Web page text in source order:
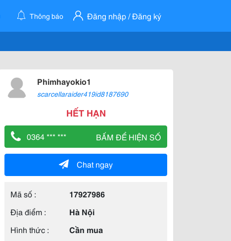
Thông báo Đăng nhập / Đăng ký
Phimhayokio1
scarcellaraider419id8187690
HẾT HẠN
0364 *** *** BẤM ĐỂ HIỆN SỐ
Chat ngay
Mã số :
17927986
Địa điểm :
Hà Nội
Hình thức :
Cần mua